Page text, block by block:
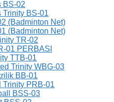
BS-02
Trinity BS-01
(Badminton Net)
(Badminton Net)
TR-02
01 PERBASI
TTB-01
Trinity WBG-03
BB-01
Trinity PRB-01
BSS-03